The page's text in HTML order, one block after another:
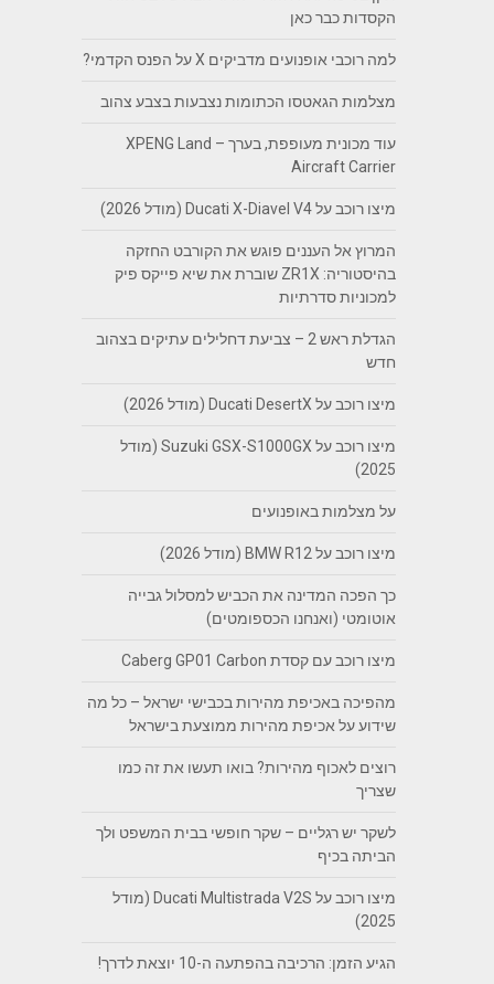
הקסדות כבר כאן
למה רוכבי אופנועים מדביקים X על הפנס הקדמי?
מצלמות הגאטסו הכתומות נצבעות בצבע צהוב
עוד מכונית מעופפת, בערך – XPENG Land
Aircraft Carrier
מיצו רוכב על Ducati X-Diavel V4 (מודל 2026)
המרוץ אל העננים פוגש את הקורבט החזקה
בהיסטוריה: ZR1X שוברת את שיא פייקס פיק
למכוניות סדרתיות
הגדלת ראש 2 – צביעת דחלילים עתיקים בצהוב
חדש
מיצו רוכב על Ducati DesertX (מודל 2026)
מיצו רוכב על Suzuki GSX-S1000GX (מודל
2025)
על מצלמות באופנועים
מיצו רוכב על BMW R12 (מודל 2026)
כך הפכה המדינה את הכביש למסלול גבייה
אוטומטי (ואנחנו הכספומטים)
מיצו רוכב עם קסדת Caberg GP01 Carbon
מהפיכה באכיפת מהירות בכבישי ישראל – כל מה
שידוע על אכיפת מהירות ממוצעת בישראל
רוצים לאכוף מהירות? בואו תעשו את זה כמו
שצריך
לשקר יש רגליים – שקר חופשי בבית המשפט ולך
הביתה בכיף
מיצו רוכב על Ducati Multistrada V2S (מודל
2025)
הגיע הזמן: הרכיבה בהפתעה ה-10 יוצאת לדרך!